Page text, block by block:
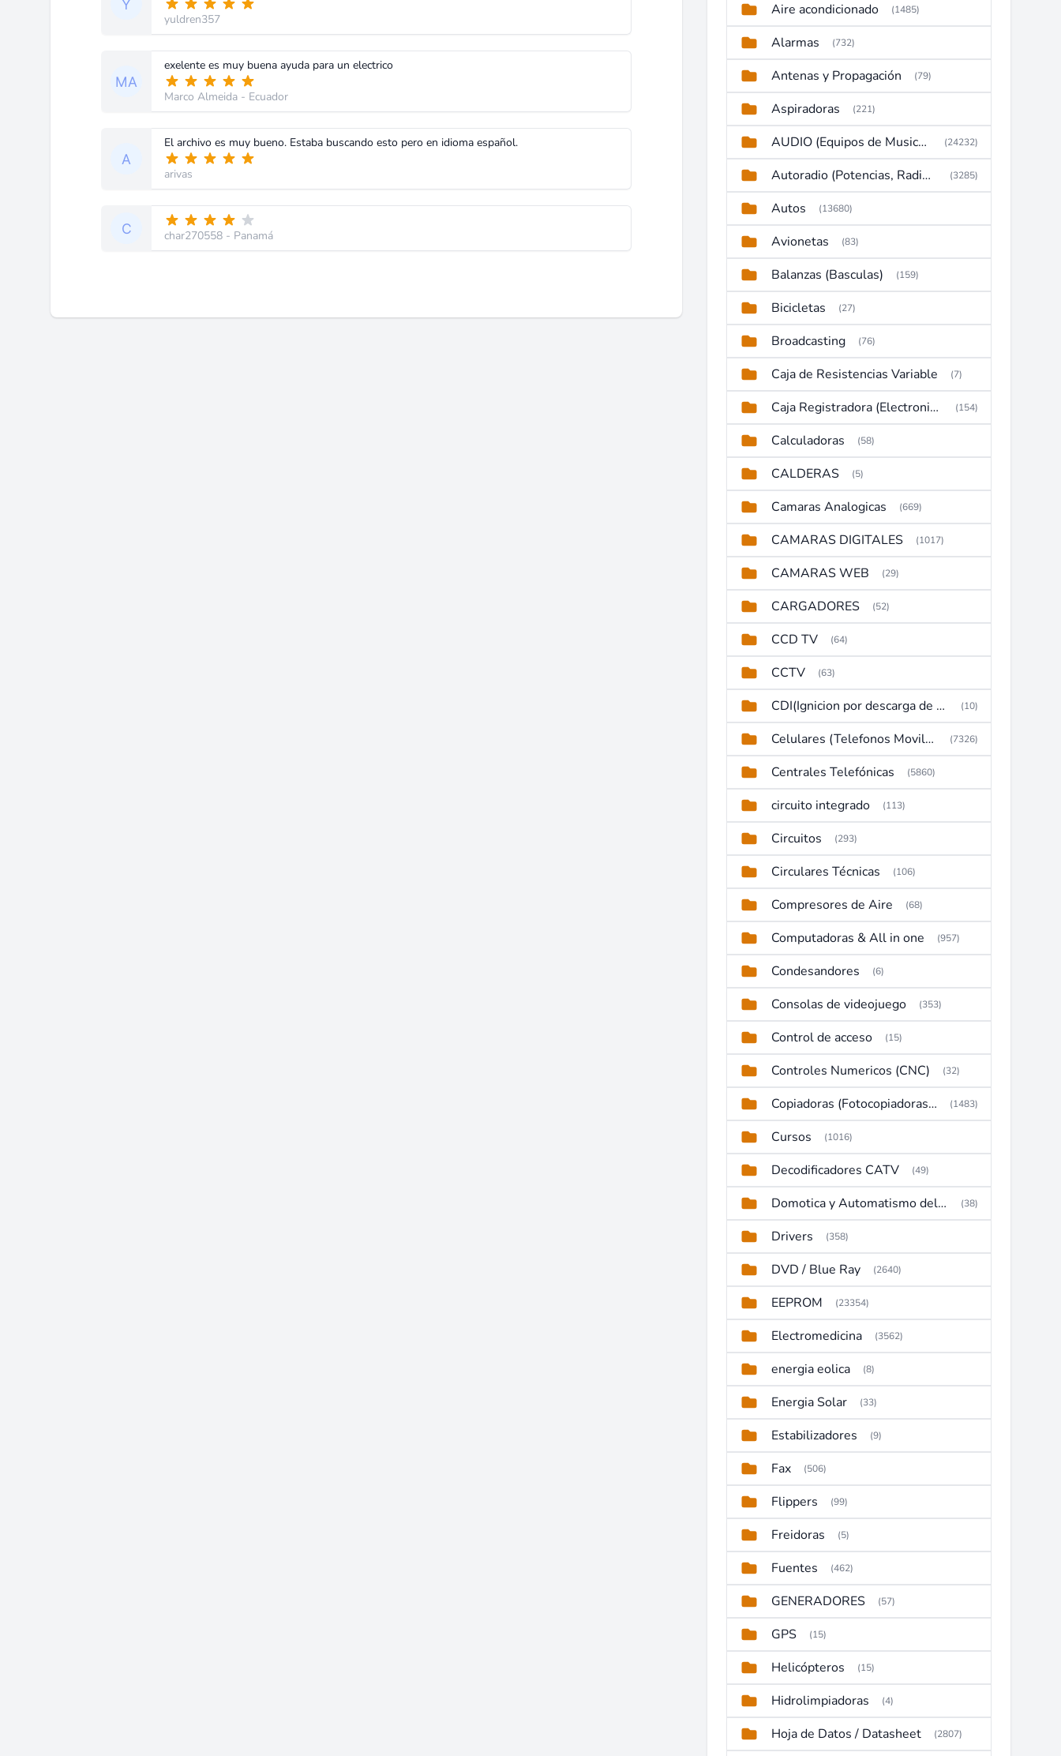
yuldren357
exelente es muy buena ayuda para un electrico
Marco Almeida - Ecuador
El archivo es muy bueno. Estaba buscando esto pero en idioma español.
arivas
char270558 - Panamá
Aire acondicionado (1485)
Alarmas (732)
Antenas y Propagación (79)
Aspiradoras (221)
AUDIO (Equipos de Musica, Amplificadores, Reproductores, Etc) (24232)
Autoradio (Potencias, Radios y DVD) (3285)
Autos (13680)
Avionetas (83)
Balanzas (Basculas) (159)
Bicicletas (27)
Broadcasting (76)
Caja de Resistencias Variable (7)
Caja Registradora (Electronic Cash Register) (154)
Calculadoras (58)
CALDERAS (5)
Camaras Analogicas (669)
CAMARAS DIGITALES (1017)
CAMARAS WEB (29)
CARGADORES (52)
CCD TV (64)
CCTV (63)
CDI(Ignicion por descarga de capacitor) (10)
Celulares (Telefonos Moviles) (7326)
Centrales Telefónicas (5860)
circuito integrado (113)
Circuitos (293)
Circulares Técnicas (106)
Compresores de Aire (68)
Computadoras & All in one (957)
Condesandores (6)
Consolas de videojuego (353)
Control de acceso (15)
Controles Numericos (CNC) (32)
Copiadoras (Fotocopiadoras, Multifunctions, Ploter, etc) (1483)
Cursos (1016)
Decodificadores CATV (49)
Domotica y Automatismo del hogar (38)
Drivers (358)
DVD / Blue Ray (2640)
EEPROM (23354)
Electromedicina (3562)
energia eolica (8)
Energia Solar (33)
Estabilizadores (9)
Fax (506)
Flippers (99)
Freidoras (5)
Fuentes (462)
GENERADORES (57)
GPS (15)
Helicópteros (15)
Hidrolimpiadoras (4)
Hoja de Datos / Datasheet (2807)